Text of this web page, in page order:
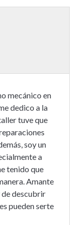
mecánico en
dedico a la
tuve que
soy un
a
tenido que
Amante
de descubrir
pueden serte